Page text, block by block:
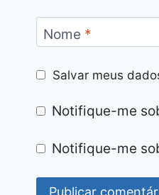
Nome *
Salvar meus
Notifique-me
Notifique-me